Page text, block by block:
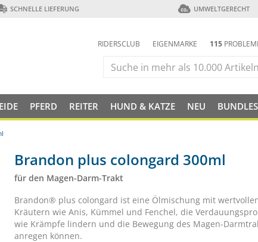
SCHNELLE LIEFERUNG UMWELTGERECHT
RIDERSCLUB EIGENMARKE 115
PFERD REITER HUND & KATZE NEU BUNDLES
Brandon plus colongard 300ml
für den Magen-Darm-Trakt
Brandon® plus colongard ist eine Ölmischung mit
Kräutern wie Anis, Kümmel und Fenchel, die
wie Krämpfe lindern und die Bewegung des Magen-
anregen können.